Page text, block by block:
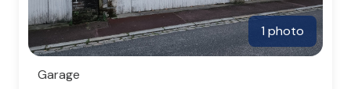
1 photo
Garage